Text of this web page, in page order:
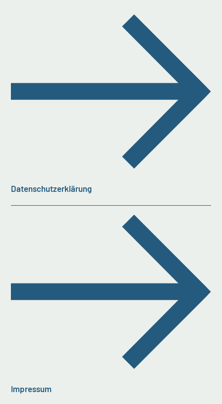
Datenschutzerklärung
Impressum